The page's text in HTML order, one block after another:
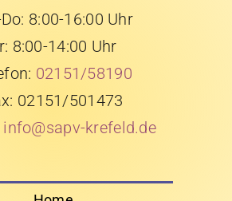
8:00-16:00 Uhr
8:00-14:00 Uhr
02151/58190
02151/501473
info@sapv-krefeld.de